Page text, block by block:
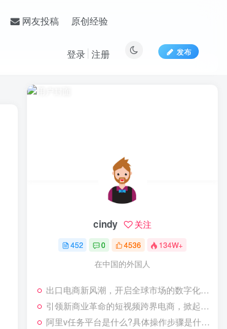
网友投稿 原创经验
发布
登录 注册
cindy 关注
452 0 4536 134W+
在中国的外国人
出口电商新风潮，开启全球市场的数字化之门
引领新商业革命的短视频跨界电商，掀起消费新浪潮
阿里v任务平台是什么?具体操作步骤是什么?